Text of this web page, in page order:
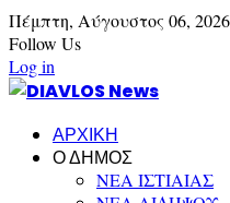
Πέμπτη, Αύγουστος 06, 2026
Follow Us
Log in
ΑΡΧΙΚΗ
Ο ΔΗΜΟΣ
ΝΕΑ ΙΣΤΙΑΙΑΣ